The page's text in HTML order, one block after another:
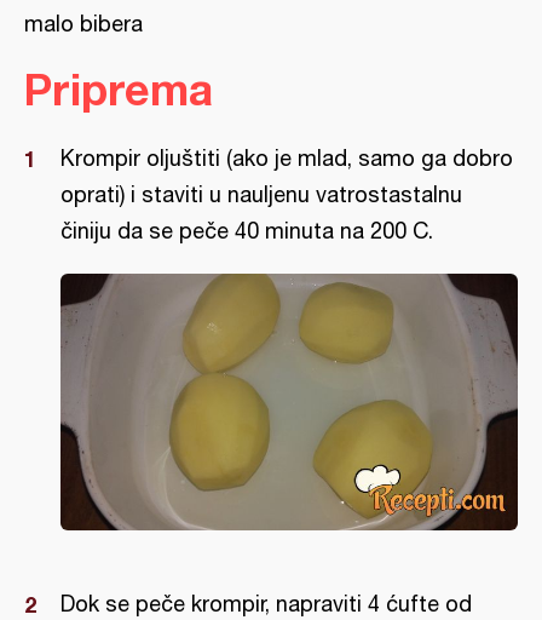
malo bibera
Priprema
Krompir oljuštiti (ako je mlad, samo ga dobro
oprati) i staviti u nauljenu vatrostastalnu
činiju da se peče 40 minuta na 200 C.
Dok se peče krompir, napraviti 4 ćufte od